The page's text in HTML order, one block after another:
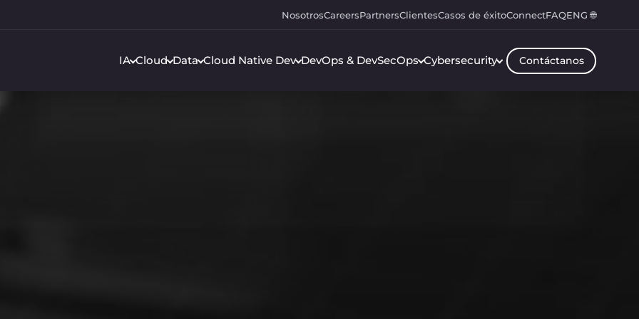
NosotrosCareersPartnersClientesCasos de éxitoConnectFAQENG 🌐
IA Cloud Data Cloud Native Dev DevOps & DevSecOps Cybersecurity Contáctanos